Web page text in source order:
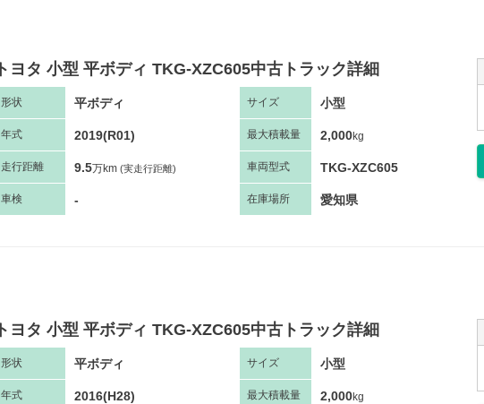
トヨタ 小型 平ボディ TKG-XZC605中古トラック詳細
形状 平ボディ サイズ 小型
年式 2019(R01) 最大積載量 2,000kg
走行距離 9.5万km (実走行距離) 車両型式 TKG-XZC605
車検 - 在庫場所 愛知県
トヨタ 小型 平ボディ TKG-XZC605中古トラック詳細
形状 平ボディ サイズ 小型
年式 2016(H28) 最大積載量 2,000kg